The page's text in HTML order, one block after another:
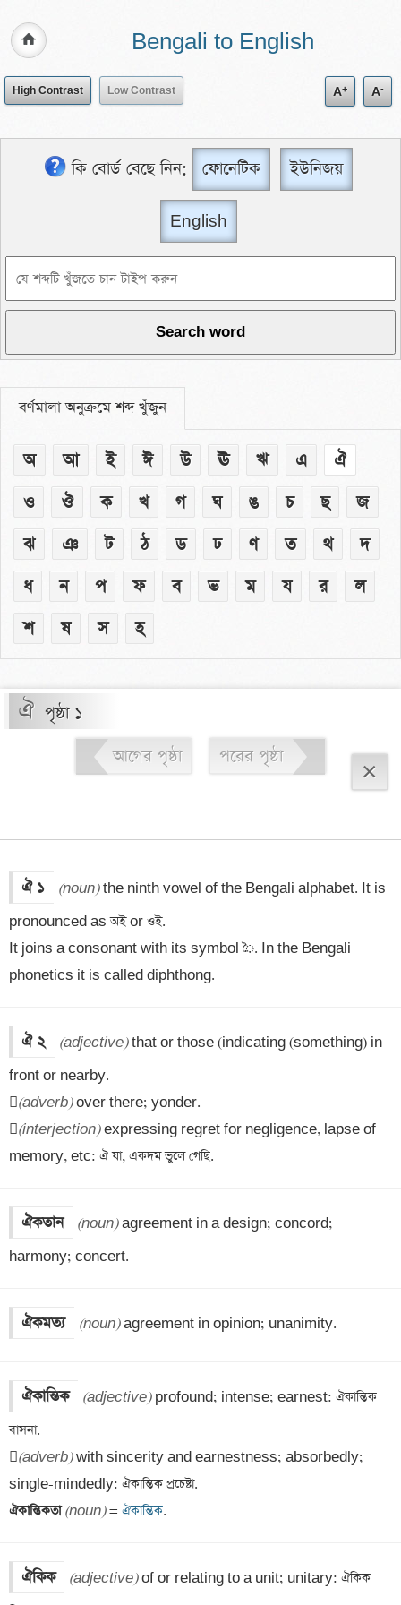
Bengali to English
High Contrast Low Contrast A+ A-
কি বোর্ড বেছে নিন: ফোনেটিক ইউনিজয়
English
বর্ণমালা অনুক্রমে শব্দ খুঁজুন
অ আ ই ঈ উ ঊ ঋ এ
ঐ
ও
ঔ ক খ গ ঘ ঙ চ ছ
জ
ঝ
ঞ ট ঠ ড ঢ ণ ত থ
দ
ধ
ন প ফ ব ভ ম য র
ল
শ
ষ স হ
ঐ পৃষ্ঠা ১
আগের পৃষ্ঠা
পরের পৃষ্ঠা
×
ঐ ১ (noun) the ninth vowel of the Bengali alphabet. It is
pronounced as অই or ওই.
It joins a consonant with its symbol ৈ. In the Bengali
phonetics it is called diphthong.
ঐ ২ (adjective) that or those (indicating (something) in
front or nearby.
(adverb) over there; yonder.
(interjection) expressing regret for negligence, lapse of
memory, etc: ঐ যা, একদম ভুলে গেছি.
ঐকতান (noun) agreement in a design; concord;
harmony; concert.
ঐকমত্য (noun) agreement in opinion; unanimity.
ঐকান্তিক (adjective) profound; intense; earnest: ঐকান্তিক
বাসনা.
(adverb) with sincerity and earnestness; absorbedly;
ঐকান্তিকতা (noun) = ঐকান্তিক.
ঐকিক (adjective) of or relating to a unit; unitary: ঐকিক